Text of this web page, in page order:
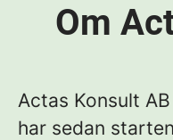
Om
Actas Konsult
har sedan